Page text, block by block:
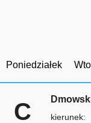
Poniedziałek
C
kierunek: